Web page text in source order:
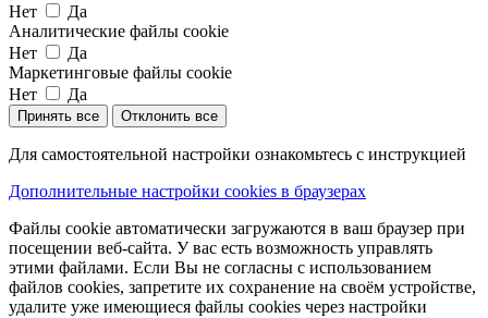
Нет
Да
Аналитические файлы cookie
Нет
Да
Маркетинговые файлы cookie
Нет
Да
Принять все Отклонить все
Для самостоятельной настройки ознакомьтесь с инструкцией
Дополнительные настройки cookies в браузерах
Файлы cookie автоматически загружаются в ваш браузер при
посещении веб-сайта. У вас есть возможность управлять
этими файлами. Если Вы не согласны с использованием
файлов cookies, запретите их сохранение на своём устройстве,
удалите уже имеющиеся файлы cookies через настройки